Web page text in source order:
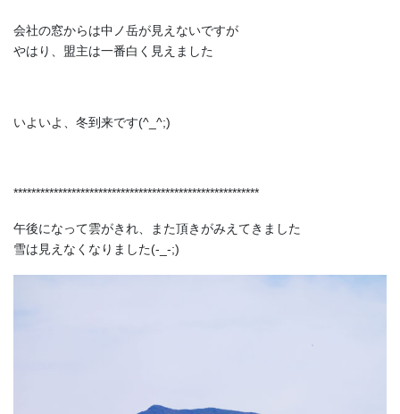
会社の窓からは中ノ岳が見えないですが
やはり、盟主は一番白く見えました
いよいよ、冬到来です(^_^;)
*******************************************************
午後になって雲がきれ、また頂きがみえてきました
雪は見えなくなりました(-_-;)